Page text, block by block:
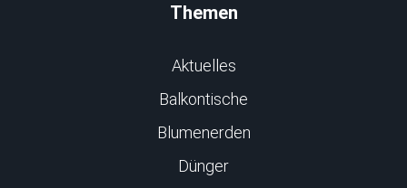
Themen
Aktuelles
Balkontische
Blumenerden
Dünger